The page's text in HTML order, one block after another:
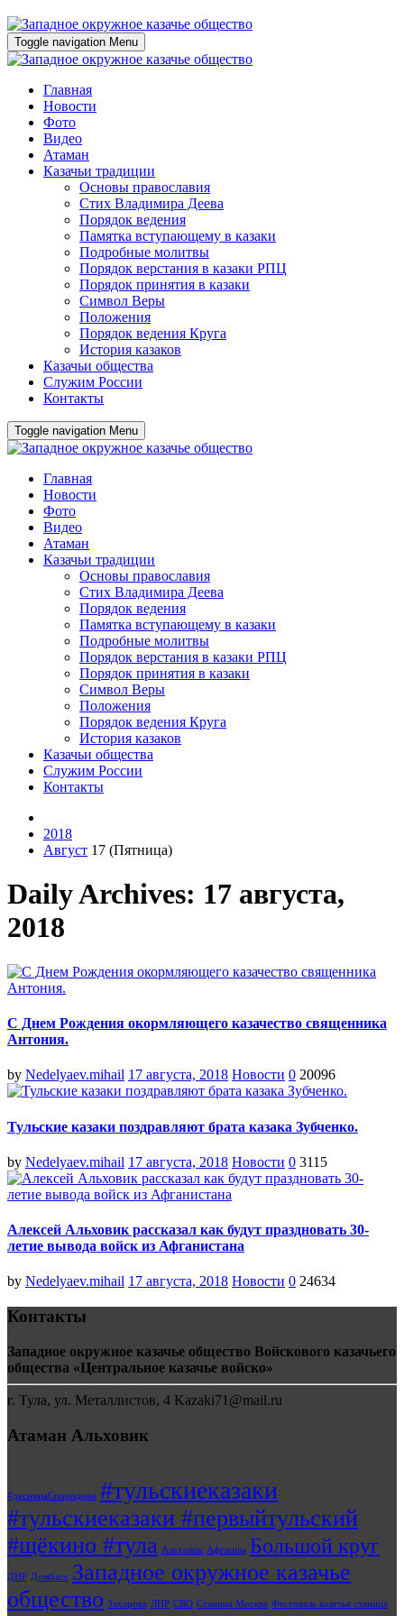
Toggle navigation Menu
Главная
Новости
Фото
Видео
Атаман
Казачьи традиции
Основы православия
Стих Владимира Деева
Порядок ведения
Памятка вступающему в казаки
Подробные молитвы
Порядок верстания в казаки РПЦ
Порядок принятия в казаки
Символ Веры
Положения
Порядок ведения Круга
История казаков
Казачьи общества
Служим России
Контакты
Toggle navigation Menu
Главная
Новости
Фото
Видео
Атаман
Казачьи традиции
Основы православия
Стих Владимира Деева
Порядок ведения
Памятка вступающему в казаки
Подробные молитвы
Порядок верстания в казаки РПЦ
Порядок принятия в казаки
Символ Веры
Положения
Порядок ведения Круга
История казаков
Казачьи общества
Служим России
Контакты
2018
Август 17 (Пятница)
Daily Archives: 17 августа,
2018
С Днем Рождения окормляющего казачество священника
Антония.
by Nedelyaev.mihail 17 августа, 2018 Новости 0 20096
Тульские казаки поздравляют брата казака Зубченко.
by Nedelyaev.mihail 17 августа, 2018 Новости 0 3115
Алексей Альховик рассказал как будут праздновать 30-
летие вывода войск из Афганистана
by Nedelyaev.mihail 17 августа, 2018 Новости 0 24634
Контакты
Западное окружное казачье общество Войскового казачьего
общества «Центральное казачье войско»
г. Тула, ул. Металлистов, 4 Kazaki71@mail.ru
Атаман Альховик
#десницаСпиридона #тульскиеказаки
#тульскиеказаки #первыйтульский
#щёкино #тула Альховик Афганцы Большой круг
ДНР Домбасс Западное окружное казачье
общество Захарова ЛНР СВО Станица Москва Фестиваль казачья станица